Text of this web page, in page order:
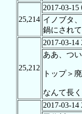
25,214
2017-03-15
イノブタ
鍋にされ
25,212
2017-03-14
ああ、つ
トップ＞
なんて長
2017-03-14